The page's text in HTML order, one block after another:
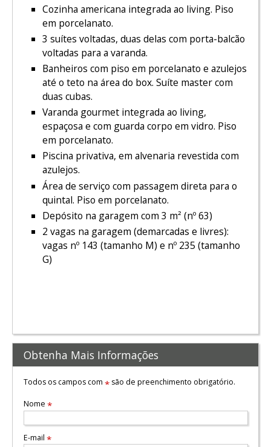
Cozinha americana integrada ao living. Piso
em porcelanato.
3 suítes voltadas, duas delas com porta-balcão
voltadas para a varanda.
Banheiros com piso em porcelanato e azulejos
até o teto na área do box. Suíte master com
duas cubas.
Varanda gourmet integrada ao living,
espaçosa e com guarda corpo em vidro. Piso
em porcelanato.
Piscina privativa, em alvenaria revestida com
azulejos.
Área de serviço com passagem direta para o
quintal. Piso em porcelanato.
Depósito na garagem com 3 m² (nº 63)
2 vagas na garagem (demarcadas e livres):
vagas nº 143 (tamanho M) e nº 235 (tamanho
G)
Obtenha Mais Informações
Todos os campos com *são de preenchimento obrigatório.
Nome *
E-mail *